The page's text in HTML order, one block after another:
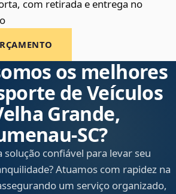
com retirada e entrega no
os melhores
de Veículos
Grande,
solução confiável para levar seu
Atuamos com rapidez na
um serviço organizado,